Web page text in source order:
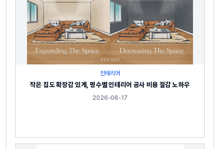
인테리어
작은 집도 확장감 있게, 평수별 인테리어 공사 비용 절감 노하우
2026-06-17